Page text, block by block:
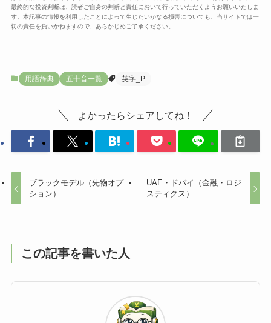
最終的な投資判断は、読者ご自身の判断と責任において行っていただくようお願いいたしま
す。本記事の情報を利用したことによって生じたいかなる損害についても、当サイトでは一
切の責任を負いかねますので、あらかじめご了承ください。
用語辞典 五十音一覧 英字_P
よかったらシェアしてね！
ブラックモデル（先物オプ
ション）
UAE・ドバイ（金融・ロジ
スティクス）
この記事を書いた人